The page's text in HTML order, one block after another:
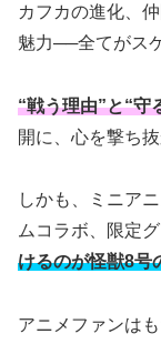
カフカの進化、
魅力──全てがス
“戦う理由”と“守
開に、心を撃ち
しかも、ミニア
ムコラボ、限定グ
けるのが怪獣8号
アニメファンは